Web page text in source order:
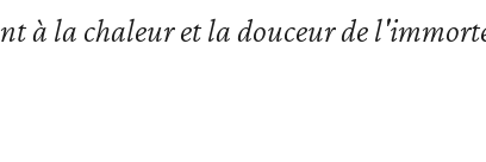
à la chaleur et la douceur de